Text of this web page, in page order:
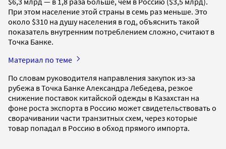
При этом население этой страны в семь раз меньше. Это
около $310 на душу населения в год, объяснить такой
показатель внутренним потреблением сложно, считают в
Точка Банке.
Материал по теме
По словам руководителя направления закупок из-за
рубежа в Точка Банке Александра Лебедева, резкое
снижение поставок китайской одежды в Казахстан на
фоне роста экспорта в Россию может свидетельствовать о
сворачивании части транзитных схем, через которые
товар попадал в Россию в обход прямого импорта.